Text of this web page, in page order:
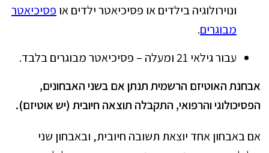
ונוירולוגיה בילדים או פסיכיאטר ילדים או פסיכיאטר
מבוגרים.
עבור גילאי 21 ומעלה – פסיכיאטר מבוגרים בלבד.
אבחנת האוטיזם הרשמית תנתן אם בשני האבחונים,
הפסיכולוגי והרפואי, התקבלה תוצאה חיובית (יש אוטיזם).
אם באבחון אחד יוצאת תשובה חיובית, ובאבחון שני